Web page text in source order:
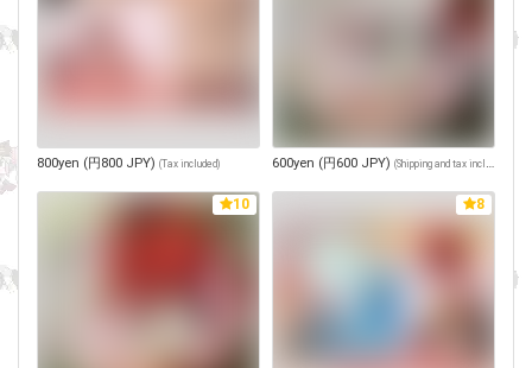
800yen (円800 JPY) (Tax included) 600yen (円600 JPY) (Shipping and tax included
10 8